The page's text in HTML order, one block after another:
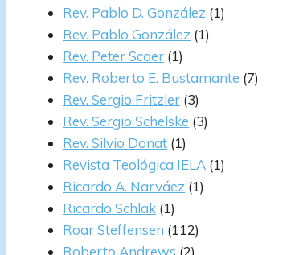
Rev. Pablo D. González (1)
Rev. Pablo González (1)
Rev. Peter Scaer (1)
Rev. Roberto E. Bustamante (7)
Rev. Sergio Fritzler (3)
Rev. Sergio Schelske (3)
Rev. Silvio Donat (1)
Revista Teológica IELA (1)
Ricardo A. Narváez (1)
Ricardo Schlak (1)
Roar Steffensen (112)
Roberto Andrews (2)